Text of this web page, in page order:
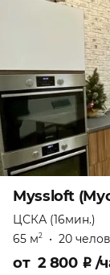
Myssloft
ЦСКА (16мин.)
65 м2 • 20
от 2 800 ₽ /